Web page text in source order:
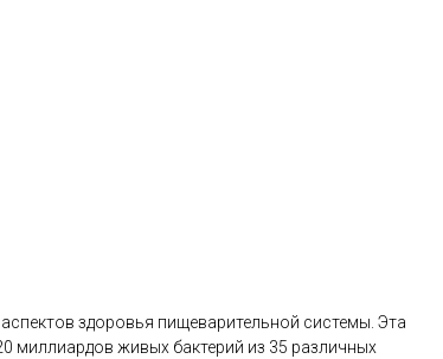
здоровья пищеварительной системы. Эта
живых бактерий из 35 различных